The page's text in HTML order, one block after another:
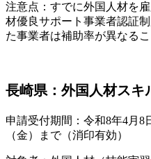
注意点：すでに外国人材を
材優良サポート事業者認証
た事業者は補助率が異なるこ
長崎県：外国人材スキ
申請受付期間：令和8年4月8
（金）まで（消印有効）